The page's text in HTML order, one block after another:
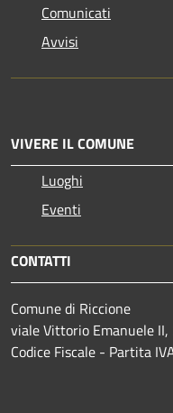
Comunicati
Avvisi
VIVERE IL COMUNE
Luoghi
Eventi
CONTATTI
Comune di Riccione
viale Vittorio Emanuele
Codice Fiscale - Partita